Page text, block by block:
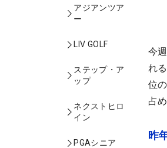
アジアンツア
ー
LIV GOLF
ステップ・ア
ップ
ネクストヒロ
イン
PGAシニア
今
れ
位
占
昨